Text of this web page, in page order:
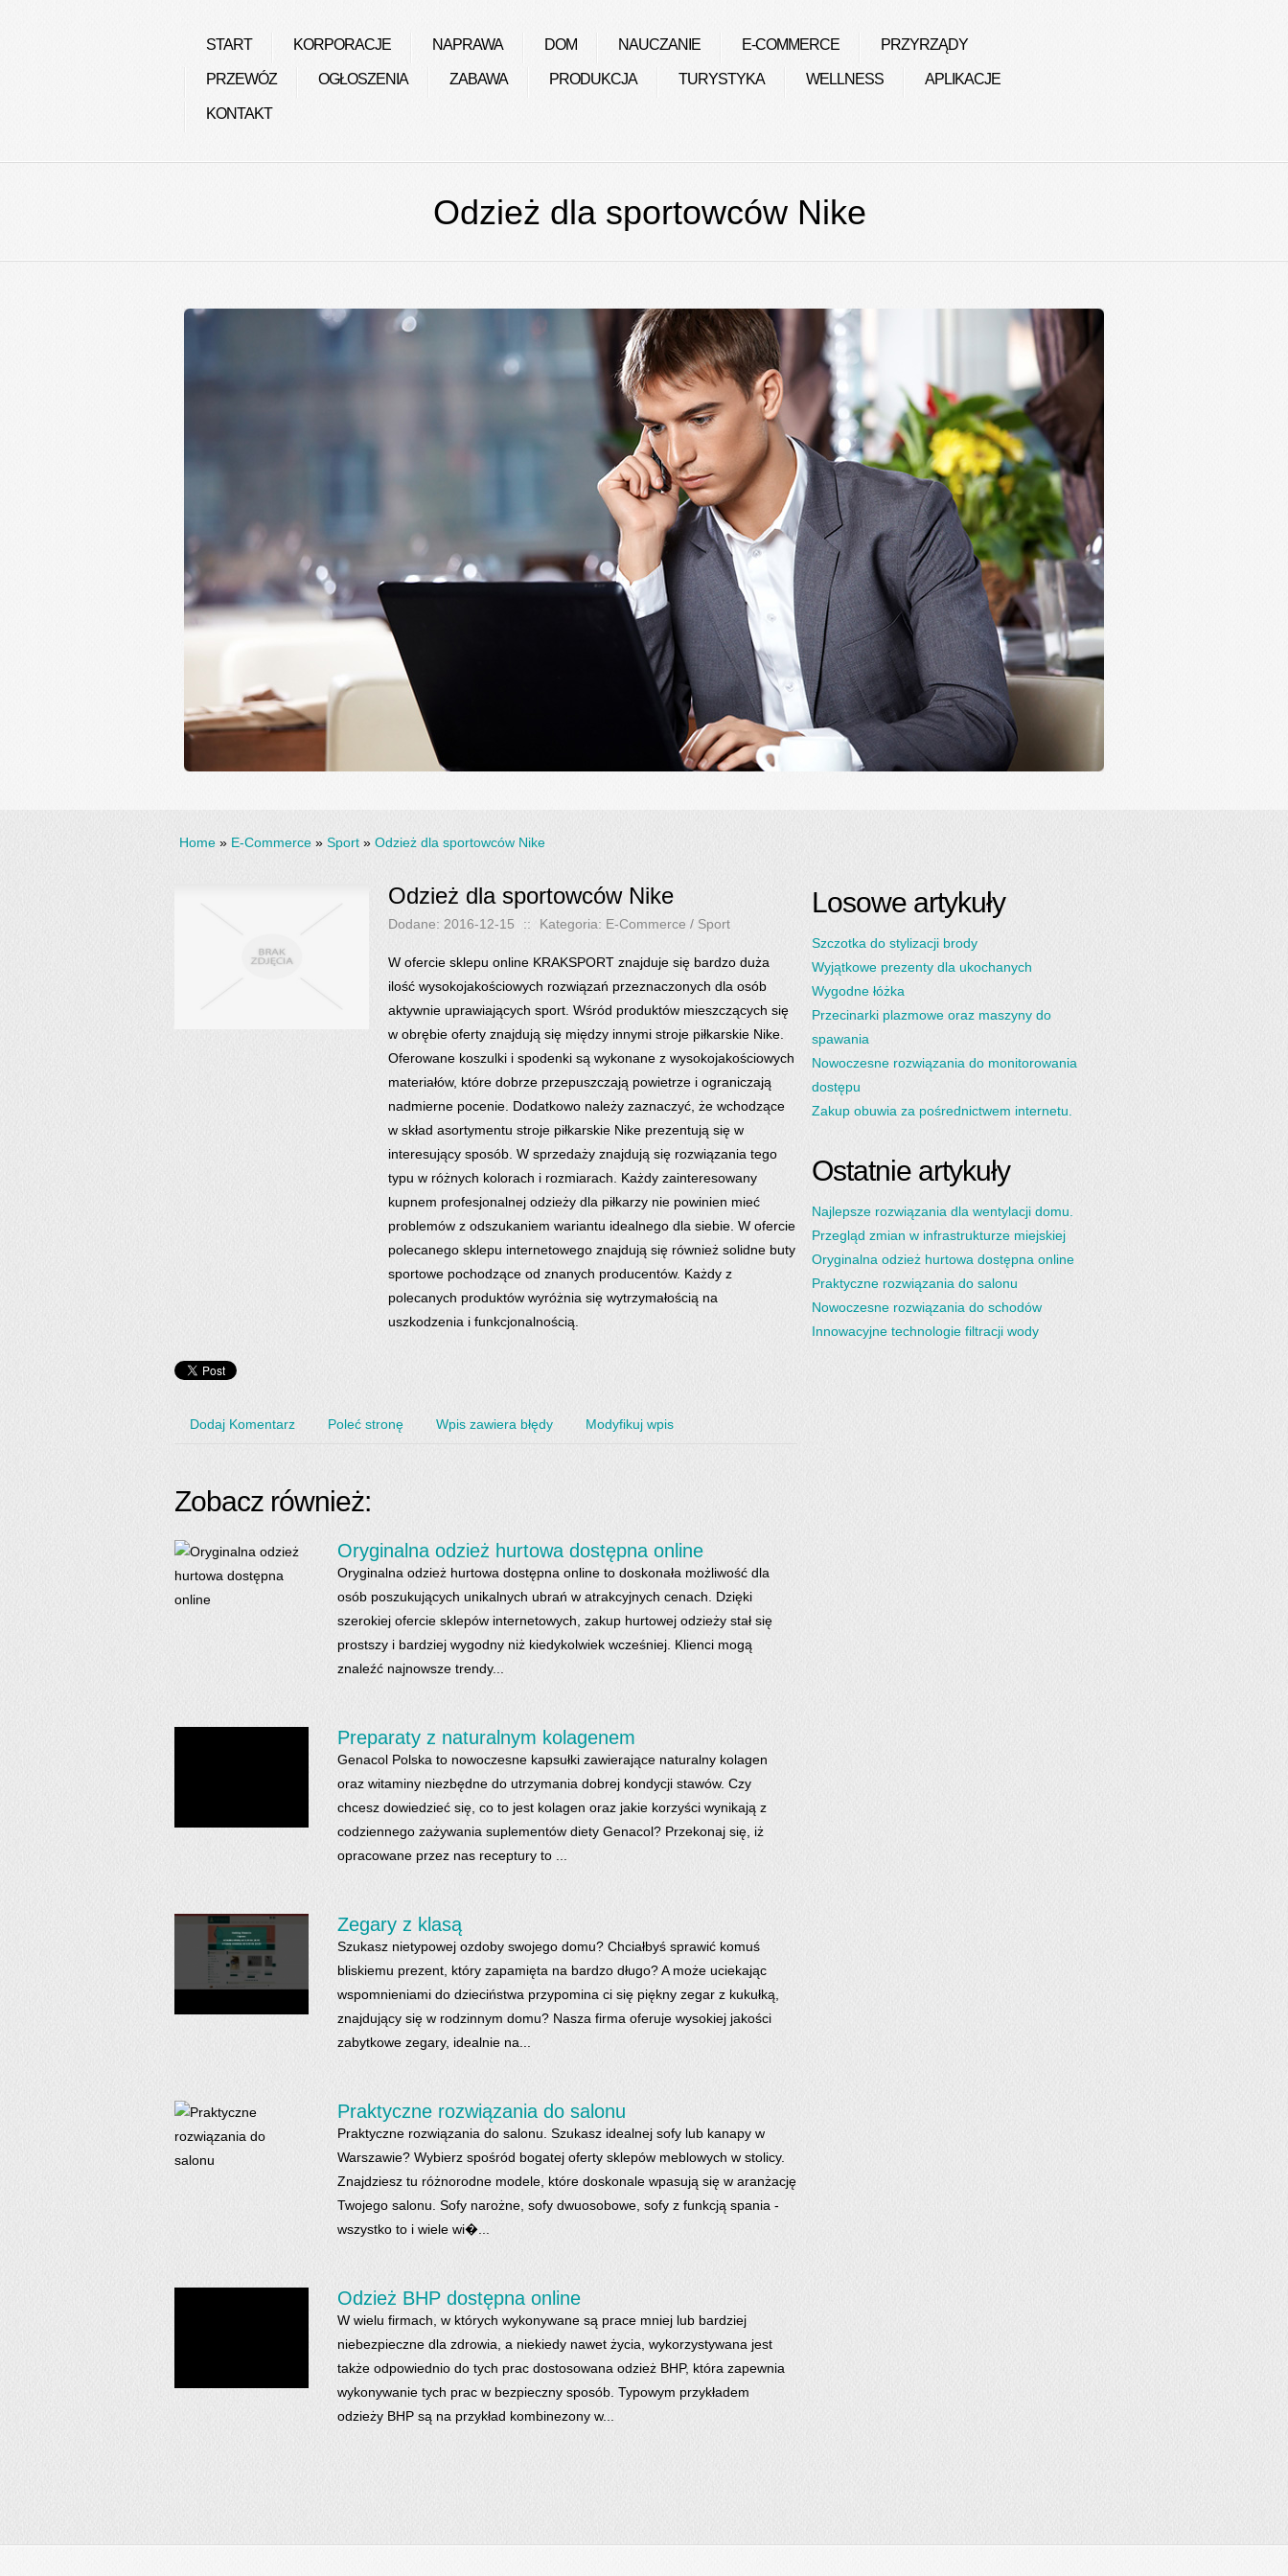
START KORPORACJE NAPRAWA DOM NAUCZANIE E-COMMERCE PRZYRZĄDY
PRZEWÓZ OGŁOSZENIA ZABAWA PRODUKCJA TURYSTYKA WELLNESS APLIKACJE
KONTAKT
Odzież dla sportowców Nike
Home » E-Commerce » Sport » Odzież dla sportowców Nike
Odzież dla sportowców Nike
Dodane: 2016-12-15 :: Kategoria: E-Commerce / Sport
W ofercie sklepu online KRAKSPORT znajduje się bardzo duża
ilość wysokojakościowych rozwiązań przeznaczonych dla osób
aktywnie uprawiających sport. Wśród produktów mieszczących się
w obrębie oferty znajdują się między innymi stroje piłkarskie Nike.
Oferowane koszulki i spodenki są wykonane z wysokojakościowych
materiałów, które dobrze przepuszczają powietrze i ograniczają
nadmierne pocenie. Dodatkowo należy zaznaczyć, że wchodzące
w skład asortymentu stroje piłkarskie Nike prezentują się w
interesujący sposób. W sprzedaży znajdują się rozwiązania tego
typu w różnych kolorach i rozmiarach. Każdy zainteresowany
kupnem profesjonalnej odzieży dla piłkarzy nie powinien mieć
problemów z odszukaniem wariantu idealnego dla siebie. W ofercie
polecanego sklepu internetowego znajdują się również solidne buty
sportowe pochodzące od znanych producentów. Każdy z
polecanych produktów wyróżnia się wytrzymałością na
uszkodzenia i funkcjonalnością.
Dodaj Komentarz Poleć stronę Wpis zawiera błędy Modyfikuj wpis
Zobacz również:
Oryginalna odzież hurtowa dostępna online
Oryginalna odzież hurtowa dostępna online to doskonała możliwość dla
osób poszukujących unikalnych ubrań w atrakcyjnych cenach. Dzięki
szerokiej ofercie sklepów internetowych, zakup hurtowej odzieży stał się
prostszy i bardziej wygodny niż kiedykolwiek wcześniej. Klienci mogą
znaleźć najnowsze trendy...
Preparaty z naturalnym kolagenem
Genacol Polska to nowoczesne kapsułki zawierające naturalny kolagen
oraz witaminy niezbędne do utrzymania dobrej kondycji stawów. Czy
chcesz dowiedzieć się, co to jest kolagen oraz jakie korzyści wynikają z
codziennego zażywania suplementów diety Genacol? Przekonaj się, iż
opracowane przez nas receptury to ...
Zegary z klasą
Szukasz nietypowej ozdoby swojego domu? Chciałbyś sprawić komuś
bliskiemu prezent, który zapamięta na bardzo długo? A może uciekając
wspomnieniami do dzieciństwa przypomina ci się piękny zegar z kukułką,
znajdujący się w rodzinnym domu? Nasza firma oferuje wysokiej jakości
zabytkowe zegary, idealnie na...
Praktyczne rozwiązania do salonu
Praktyczne rozwiązania do salonu. Szukasz idealnej sofy lub kanapy w
Warszawie? Wybierz spośród bogatej oferty sklepów meblowych w stolicy.
Znajdziesz tu różnorodne modele, które doskonale wpasują się w aranżację
Twojego salonu. Sofy narożne, sofy dwuosobowe, sofy z funkcją spania -
wszystko to i wiele wi�...
Odzież BHP dostępna online
W wielu firmach, w których wykonywane są prace mniej lub bardziej
niebezpieczne dla zdrowia, a niekiedy nawet życia, wykorzystywana jest
także odpowiednio do tych prac dostosowana odzież BHP, która zapewnia
wykonywanie tych prac w bezpieczny sposób. Typowym przykładem
odzieży BHP są na przykład kombinezony w...
Losowe artykuły
Szczotka do stylizacji brody
Wyjątkowe prezenty dla ukochanych
Wygodne łóżka
Przecinarki plazmowe oraz maszyny do
spawania
Nowoczesne rozwiązania do monitorowania
dostępu
Zakup obuwia za pośrednictwem internetu.
Ostatnie artykuły
Najlepsze rozwiązania dla wentylacji domu.
Przegląd zmian w infrastrukturze miejskiej
Oryginalna odzież hurtowa dostępna online
Praktyczne rozwiązania do salonu
Nowoczesne rozwiązania do schodów
Innowacyjne technologie filtracji wody